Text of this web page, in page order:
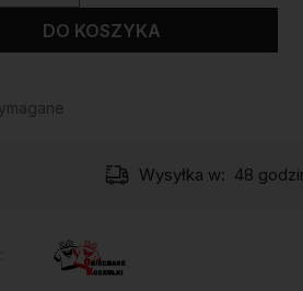
DO KOSZYKA
Wysyłka w: 48